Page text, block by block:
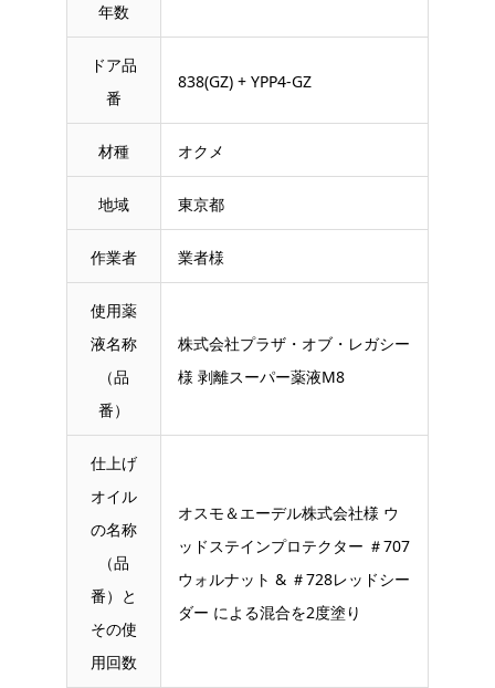
年数
ドア品
番
838(GZ) + YPP4-GZ
材種 オクメ
地域 東京都
作業者 業者様
使用薬
液名称
（品
番）
株式会社プラザ・オブ・レガシー
様 剥離スーパー薬液M8
仕上げ
オイル
の名称
（品
番）と
その使
用回数
オスモ＆エーデル株式会社様 ウ
ッドステインプロテクター ＃707
ウォルナット & ＃728レッドシー
ダー による混合を2度塗り